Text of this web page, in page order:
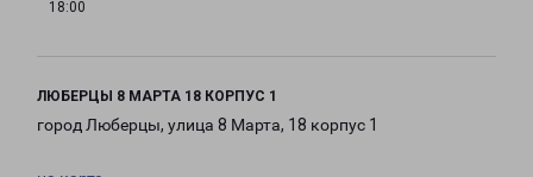
18:00
ЛЮБЕРЦЫ 8 МАРТА 18 КОРПУС 1
город Люберцы, улица 8 Марта, 18 корпус 1